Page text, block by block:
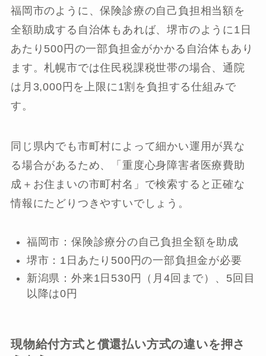
福岡市のように、保険診療の自己負担相当額を
全額助成する自治体もあれば、堺市のように1日
あたり500円の一部負担金がかかる自治体もあり
ます。札幌市では住民税課税世帯の場合、通院
は月3,000円を上限に1割を負担する仕組みで
す。
同じ県内でも市町村によって細かい運用が異な
る場合があるため、「重度心身障害者医療費助
成＋お住まいの市町村名」で検索すると正確な
情報にたどりつきやすいでしょう。
福岡市：保険診療分の自己負担全額を助成
堺市：1日あたり500円の一部負担金が必要
新潟県：外来1日530円（月4回まで）、5回目
以降は0円
現物給付方式と償還払い方式の違いを押さ